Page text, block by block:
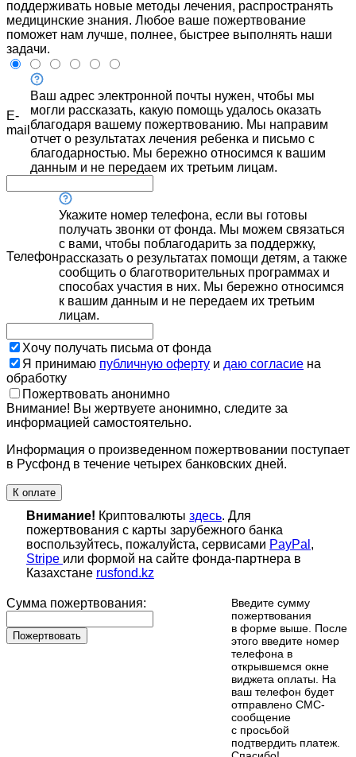
поддерживать новые методы лечения, распространять
медицинские знания. Любое ваше пожертвование
поможет нам лучше, полнее, быстрее выполнять наши
задачи.
E-
mail
Ваш адрес электронной почты нужен, чтобы мы
могли рассказать, какую помощь удалось оказать
благодаря вашему пожертвованию. Мы направим
отчет о результатах лечения ребенка и письмо с
благодарностью. Мы бережно относимся к вашим
данным и не передаем их третьим лицам.
Телефон
Укажите номер телефона, если вы готовы
получать звонки от фонда. Мы можем связаться
с вами, чтобы поблагодарить за поддержку,
рассказать о результатах помощи детям, а также
сообщить о благотворительных программах и
способах участия в них. Мы бережно относимся
к вашим данным и не передаем их третьим
лицам.
Хочу получать письма от фонда
Я принимаю публичную оферту и даю согласие на
обработку
Пожертвовать анонимно
Внимание! Вы жертвуете анонимно, следите за
информацией самостоятельно.
Информация о произведенном пожертвовании поступает
в Русфонд в течение четырех банковских дней.
К оплате
Внимание! Криптовалюты здесь. Для
пожертвования с карты зарубежного банка
воспользуйтесь, пожалуйста, сервисами PayPal ,
Stripe или формой на сайте фонда-партнера в
Казахстане rusfond.kz
Сумма пожертвования:
Пожертвовать
Введите сумму
пожертвования
в форме выше. После
этого введите номер
телефона в
открывшемся окне
виджета оплаты. На
ваш телефон будет
отправлено СМС-
сообщение
с просьбой
подтвердить платеж.